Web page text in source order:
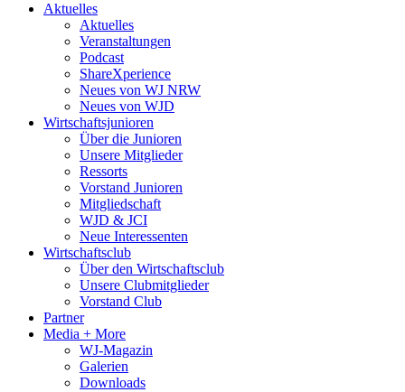
Aktuelles
Aktuelles
Veranstaltungen
Podcast
ShareXperience
Neues von WJ NRW
Neues von WJD
Wirtschaftsjunioren
Über die Junioren
Unsere Mitglieder
Ressorts
Vorstand Junioren
Mitgliedschaft
WJD & JCI
Neue Interessenten
Wirtschaftsclub
Über den Wirtschaftsclub
Unsere Clubmitglieder
Vorstand Club
Partner
Media + More
WJ-Magazin
Galerien
Downloads